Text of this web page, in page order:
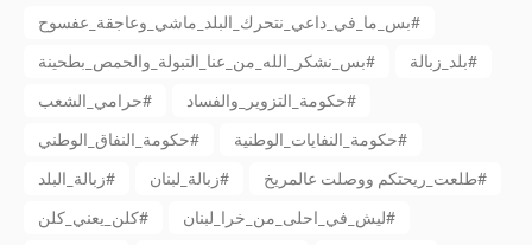
بس_ما_في_داعي_نتحرك_البلد_ماشي_وعاجقة_عفسوح#
بس_نشكر_الله_من_عنا_التبولة_والحمص_بطحينة#
بلد_زبالة#
حرامي_الشعب#
حكومة_التزوير_والفساد#
حكومة_النفاق_الوطني#
حكومة_النفايات_الوطنية#
زبالة_البلد#
زبالة_لبنان#
طلعت_ريحتكم ووصلت عالمريخ#
كلن_يعني_كلن#
ليش_في_احلى_من_خرا_لبنان#